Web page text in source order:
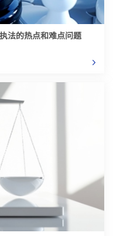
法的热点和难点问题